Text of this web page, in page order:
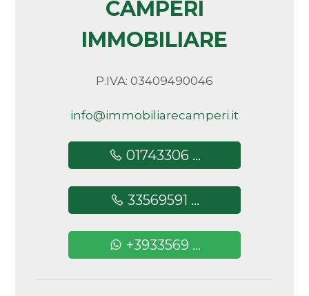
CAMPERI
IMMOBILIARE
P.IVA: 03409490046
info@immobiliarecamperi.it
01743306 ...
33569591 ...
+3933569 ...